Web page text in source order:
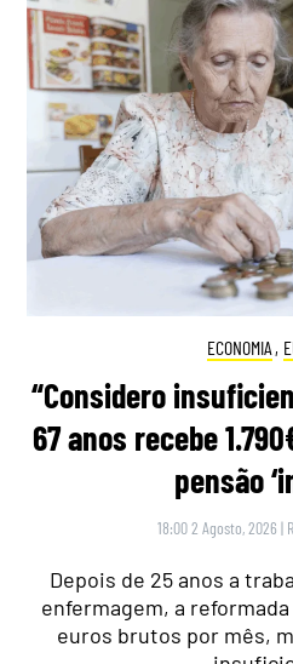
ECONOMIA ,
“Considero
67 anos recebe
pensão
18:00 2 Agosto, 2026 |
Depois de 25 anos a
enfermagem, a
euros brutos por mês,